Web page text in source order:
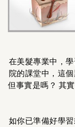
在美髮專業中，
院的課堂中，這
但事實是嗎？ 其
如你已準備好學